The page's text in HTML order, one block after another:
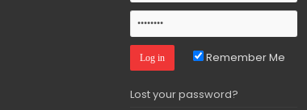
Remember Me
Lost your password?